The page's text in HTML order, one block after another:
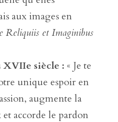
aux images en
Reliquiis et Imaginibus
siècle : « Je te
unique espoir en
augmente la
accorde le pardon